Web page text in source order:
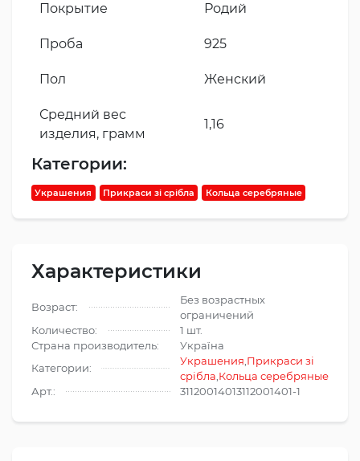
Покрытие Родий
Проба 925
Пол Женский
Средний вес
изделия, грамм
1,16
Категории:
Украшения Прикраси зі срібла Кольца серебряные
Характеристики
Возраст:
Без возрастных
ограничений
Количество:
1 шт.
Страна производитель:
Україна
Категории:
Украшения Прикраси зі
срібла Кольца серебряные
Арт.:
31120014013112001401-1